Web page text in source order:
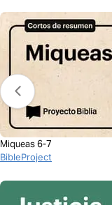
Miqueas 6-7
BibleProject